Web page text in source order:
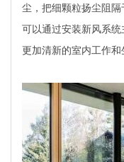
尘，把细颗粒扬尘阻
可以通过安装新风系
更加清新的室内工作和